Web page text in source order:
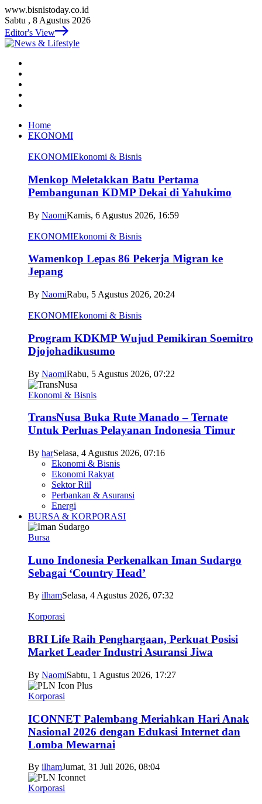
www.bisnistoday.co.id
Sabtu , 8 Agustus 2026
Editor's View
Home
EKONOMI
EKONOMIEkonomi & Bisnis
Menkop Meletakkan Batu Pertama
Pembangunan KDMP Dekai di Yahukimo
By NaomiKamis, 6 Agustus 2026, 16:59
EKONOMIEkonomi & Bisnis
Wamenkop Lepas 86 Pekerja Migran ke
Jepang
By NaomiRabu, 5 Agustus 2026, 20:24
EKONOMIEkonomi & Bisnis
Program KDKMP Wujud Pemikiran Soemitro
Djojohadikusumo
By NaomiRabu, 5 Agustus 2026, 07:22
Ekonomi & Bisnis
TransNusa Buka Rute Manado – Ternate
Untuk Perluas Pelayanan Indonesia Timur
By harSelasa, 4 Agustus 2026, 07:16
Ekonomi & Bisnis
Ekonomi Rakyat
Sektor Riil
Perbankan & Asuransi
Energi
BURSA & KORPORASI
Bursa
Luno Indonesia Perkenalkan Iman Sudargo
Sebagai ‘Country Head’
By ilhamSelasa, 4 Agustus 2026, 07:32
Korporasi
BRI Life Raih Penghargaan, Perkuat Posisi
Market Leader Industri Asuransi Jiwa
By NaomiSabtu, 1 Agustus 2026, 17:27
Korporasi
ICONNET Palembang Meriahkan Hari Anak
Nasional 2026 dengan Edukasi Internet dan
Lomba Mewarnai
By ilhamJumat, 31 Juli 2026, 08:04
Korporasi